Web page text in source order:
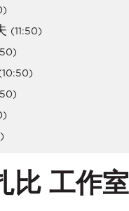
(11:50)
比 工作室